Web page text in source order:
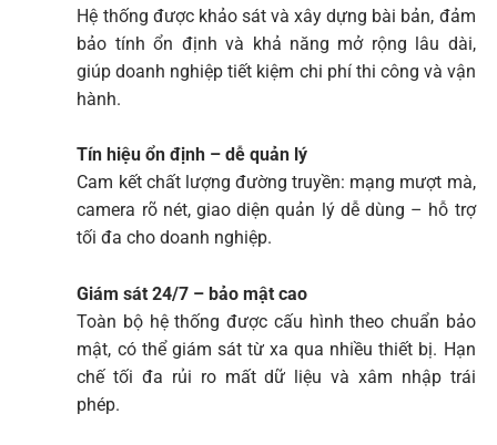
Hệ thống được khảo sát và xây dựng bài bản, đảm
bảo tính ổn định và khả năng mở rộng lâu dài,
giúp doanh nghiệp tiết kiệm chi phí thi công và vận
hành.
Tín hiệu ổn định – dễ quản lý
Cam kết chất lượng đường truyền: mạng mượt mà,
camera rõ nét, giao diện quản lý dễ dùng – hỗ trợ
tối đa cho doanh nghiệp.
Giám sát 24/7 – bảo mật cao
Toàn bộ hệ thống được cấu hình theo chuẩn bảo
mật, có thể giám sát từ xa qua nhiều thiết bị. Hạn
chế tối đa rủi ro mất dữ liệu và xâm nhập trái
phép.